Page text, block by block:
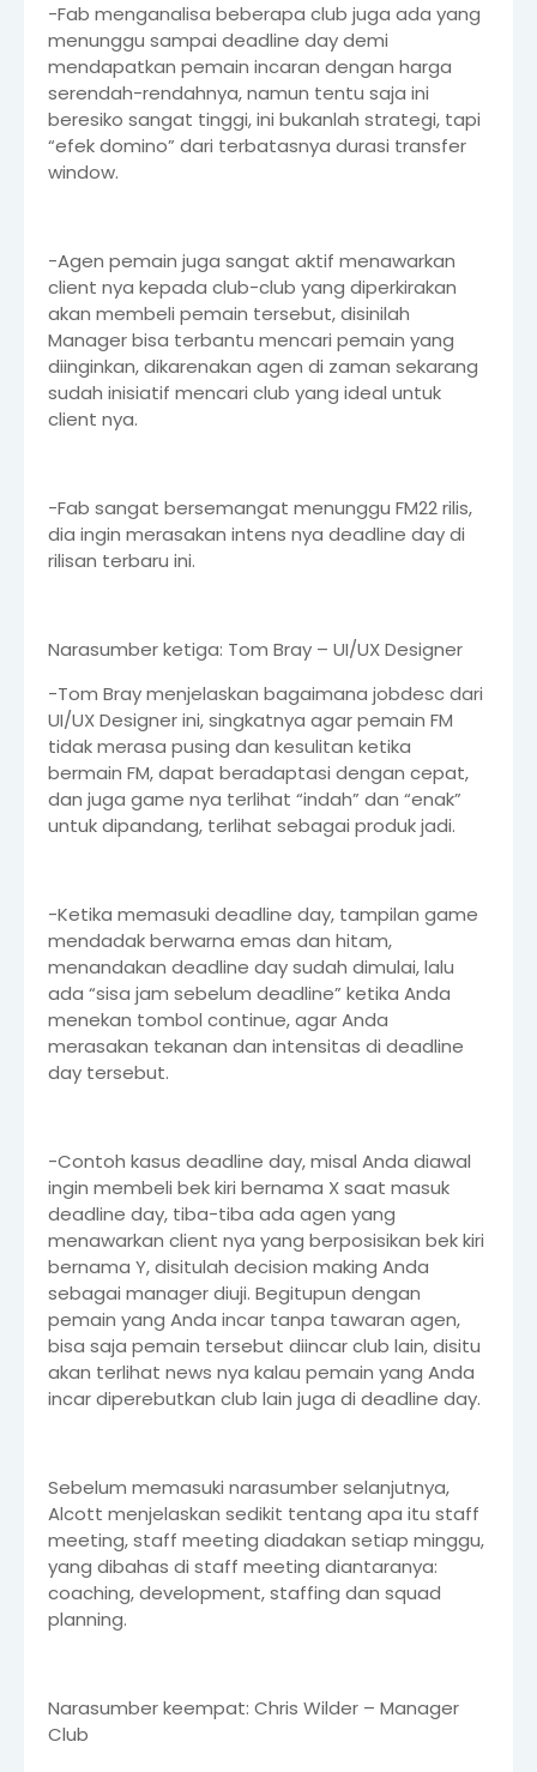
-Fab menganalisa beberapa club juga ada yang
menunggu sampai deadline day demi
mendapatkan pemain incaran dengan harga
serendah-rendahnya, namun tentu saja ini
beresiko sangat tinggi, ini bukanlah strategi, tapi
“efek domino” dari terbatasnya durasi transfer
window.
-Agen pemain juga sangat aktif menawarkan
client nya kepada club-club yang diperkirakan
akan membeli pemain tersebut, disinilah
Manager bisa terbantu mencari pemain yang
diinginkan, dikarenakan agen di zaman sekarang
sudah inisiatif mencari club yang ideal untuk
client nya.
-Fab sangat bersemangat menunggu FM22 rilis,
dia ingin merasakan intens nya deadline day di
rilisan terbaru ini.
Narasumber ketiga: Tom Bray – UI/UX Designer
-Tom Bray menjelaskan bagaimana jobdesc dari
UI/UX Designer ini, singkatnya agar pemain FM
tidak merasa pusing dan kesulitan ketika
bermain FM, dapat beradaptasi dengan cepat,
dan juga game nya terlihat “indah” dan “enak”
untuk dipandang, terlihat sebagai produk jadi.
-Ketika memasuki deadline day, tampilan game
mendadak berwarna emas dan hitam,
menandakan deadline day sudah dimulai, lalu
ada “sisa jam sebelum deadline” ketika Anda
menekan tombol continue, agar Anda
merasakan tekanan dan intensitas di deadline
day tersebut.
-Contoh kasus deadline day, misal Anda diawal
ingin membeli bek kiri bernama X saat masuk
deadline day, tiba-tiba ada agen yang
menawarkan client nya yang berposisikan bek kiri
bernama Y, disitulah decision making Anda
sebagai manager diuji. Begitupun dengan
pemain yang Anda incar tanpa tawaran agen,
bisa saja pemain tersebut diincar club lain, disitu
akan terlihat news nya kalau pemain yang Anda
incar diperebutkan club lain juga di deadline day.
Sebelum memasuki narasumber selanjutnya,
Alcott menjelaskan sedikit tentang apa itu staff
meeting, staff meeting diadakan setiap minggu,
yang dibahas di staff meeting diantaranya:
coaching, development, staffing dan squad
planning.
Narasumber keempat: Chris Wilder – Manager
Club